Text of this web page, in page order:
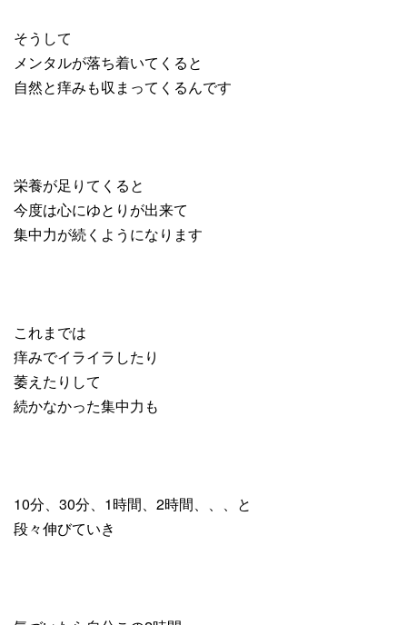
そうして
メンタルが落ち着いてくると
自然と痒みも収まってくるんです
栄養が足りてくると
今度は心にゆとりが出来て
集中力が続くようになります
これまでは
痒みでイライラしたり
萎えたりして
続かなかった集中力も
10分、30分、1時間、2時間、、、と
段々伸びていき